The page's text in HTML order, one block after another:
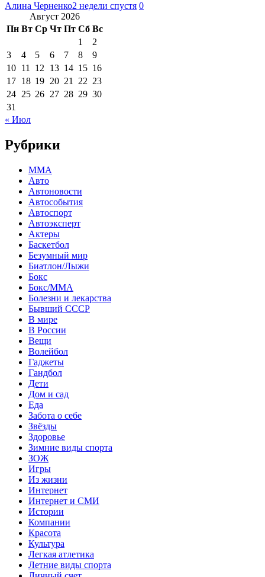
Алина Черненко2 недели спустя 0
Август 2026
Пн Вт Ср Чт Пт Сб Вс
1
2
3
4 5 6 7 8
9
10 11 12 13 14 15 16
17 18 19 20 21 22 23
24 25 26 27 28 29 30
31
« Июл
Рубрики
MMA
Авто
Автоновости
Автособытия
Автоспорт
Автоэксперт
Актеры
Баскетбол
Безумный мир
Биатлон/Лыжи
Бокс
Бокс/MMA
Болезни и лекарства
Бывший СССР
В мире
В России
Вещи
Волейбол
Гаджеты
Гандбол
Дети
Дом и сад
Еда
Забота о себе
Звёзды
Здоровье
Зимние виды спорта
ЗОЖ
Игры
Из жизни
Интернет
Интернет и СМИ
Истории
Компании
Красота
Культура
Легкая атлетика
Летние виды спорта